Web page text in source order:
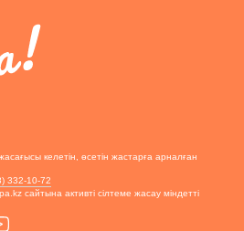
келетін, өсетін жастарға арналған
332-10-72
сайтына активті сілтеме жасау міндетті